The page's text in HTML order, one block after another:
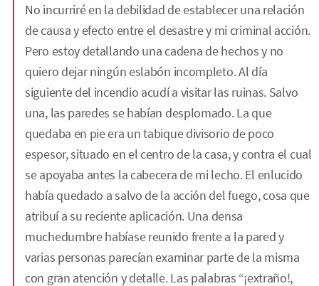
No incurriré en la debilidad de establecer una relación
de causa y efecto entre el desastre y mi criminal acción.
Pero estoy detallando una cadena de hechos y no
quiero dejar ningún eslabón incompleto. Al día
siguiente del incendio acudí a visitar las ruinas. Salvo
una, las paredes se habían desplomado. La que
quedaba en pie era un tabique divisorio de poco
espesor, situado en el centro de la casa, y contra el cual
se apoyaba antes la cabecera de mi lecho. El enlucido
había quedado a salvo de la acción del fuego, cosa que
atribuí a su reciente aplicación. Una densa
muchedumbre habíase reunido frente a la pared y
varias personas parecían examinar parte de la misma
con gran atención y detalle. Las palabras “¡extraño!,